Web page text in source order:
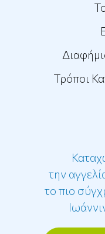
Τρόποι
την
το πιο